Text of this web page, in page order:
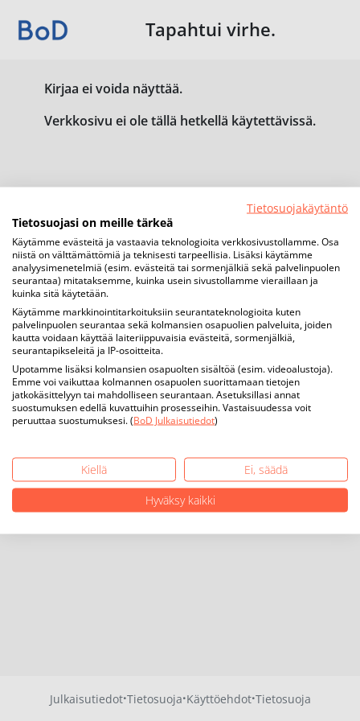
Tapahtui virhe.
Kirjaa ei voida näyttää.
Verkkosivu ei ole tällä hetkellä käytettävissä.
Julkaisutiedot·Tietosuoja·Käyttöehdot·Tietosuoja
Tietosuojakäytäntö
Tietosuojasi on meille tärkeä
Käytämme evästeitä ja vastaavia teknologioita verkkosivustollamme. Osa
niistä on välttämättömiä ja teknisesti tarpeellisia. Lisäksi käytämme
analyysimenetelmiä (esim. evästeitä tai sormenjälkiä sekä palvelinpuolen
seurantaa) mitataksemme, kuinka usein sivustollamme vieraillaan ja
kuinka sitä käytetään.
Käytämme markkinointitarkoituksiin seurantateknologioita kuten
palvelinpuolen seurantaa sekä kolmansien osapuolien palveluita, joiden
kautta voidaan käyttää laiteriippuvaisia evästeitä, sormenjälkiä,
seurantapikseleitä ja IP-osoitteita.
Upotamme lisäksi kolmansien osapuolten sisältöä (esim. videoalustoja).
Emme voi vaikuttaa kolmannen osapuolen suorittamaan tietojen
jatkokäsittelyyn tai mahdolliseen seurantaan. Asetuksillasi annat
suostumuksen edellä kuvattuihin prosesseihin. Vastaisuudessa voit
peruuttaa suostumuksesi. (BoD Julkaisutiedot)
Kiellä
Ei, säädä
Hyväksy kaikki